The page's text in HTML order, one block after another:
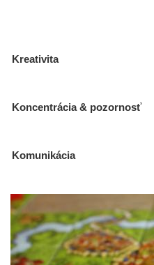
Kreativita
Koncentrácia & pozornosť
Komunikácia